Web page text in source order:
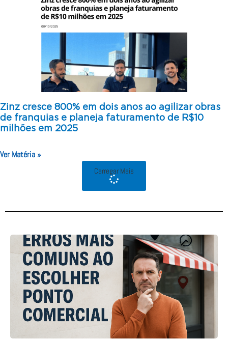
Zinz cresce 800% em dois anos ao agilizar obras
de franquias e planeja faturamento de R$10
milhões em 2025
Ver Matéria »
Carregar Mais